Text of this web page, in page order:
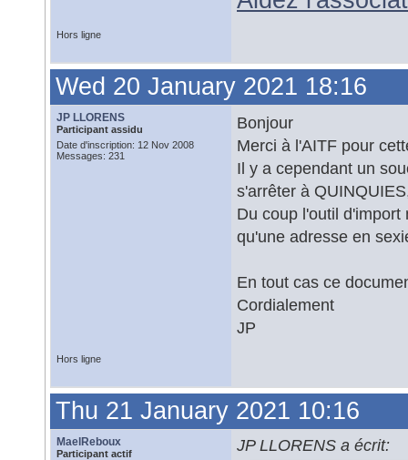
Hors ligne
Wed 20 January 2021 18:16
JP LLORENS
Participant assidu
Date d'inscription: 12 Nov 2008
Messages: 231
Bonjour
Merci à l'AITF pour
Il y a cependant un
s'arrêter à
Du coup l'outil
qu'une adresse en
En tout cas ce
Cordialement
JP
Hors ligne
Thu 21 January 2021 10:16
MaelReboux
Participant actif
JP LLORENS a écrit: